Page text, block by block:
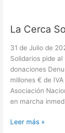
La Cerca
31 de Julio de
Solidarios pide
donaciones
millones € de
Asociación
en marcha
La
Leer más »